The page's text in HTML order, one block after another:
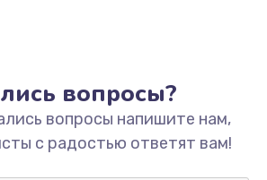
жесткого диска
490 руб.
вопросы?
вопросы напишите нам,
с радостью ответят вам!